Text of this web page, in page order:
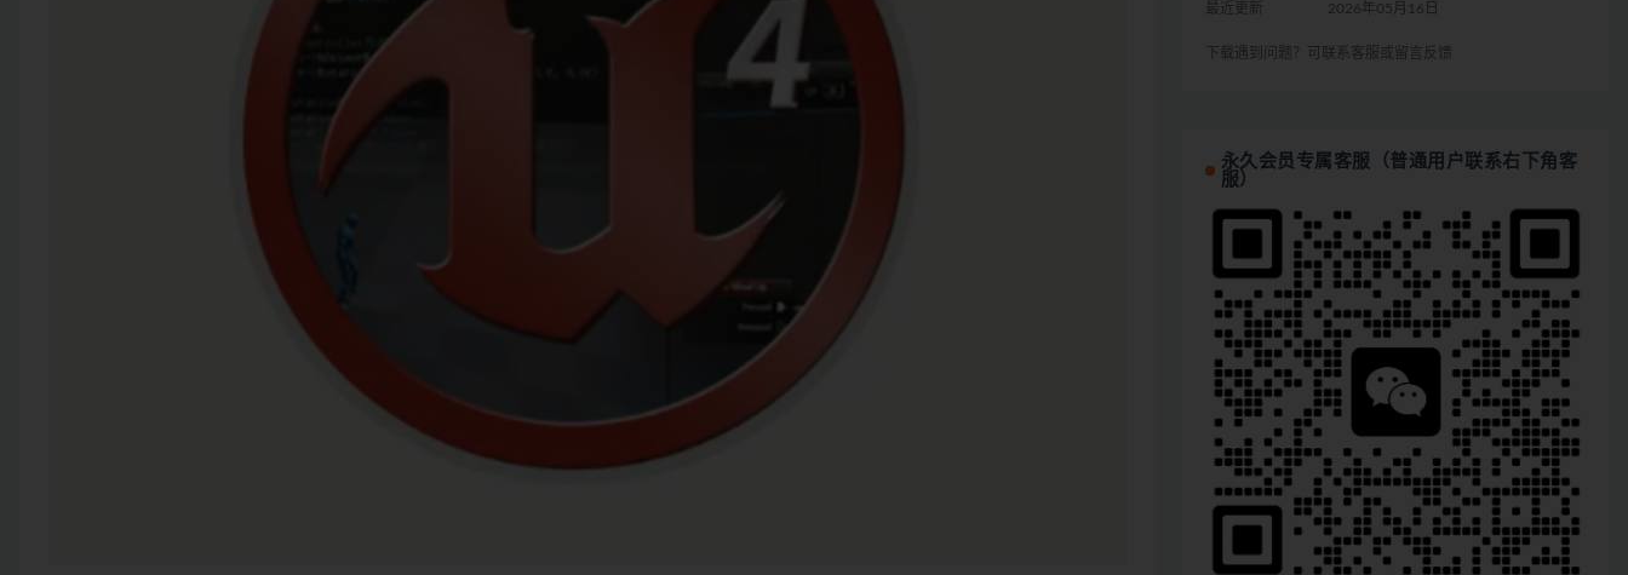
最近更新 2026年05月16日
下载遇到问题？可联系客服或留言反馈
永久会员专属客服（普通用户联系右下角客
服）